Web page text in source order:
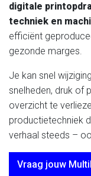
digitale
techniek en
efficiënt
gezonde marges.
Je kan snel
snelheden, druk of
overzicht te
productietechniek
verhaal steeds –
Vraag jouw